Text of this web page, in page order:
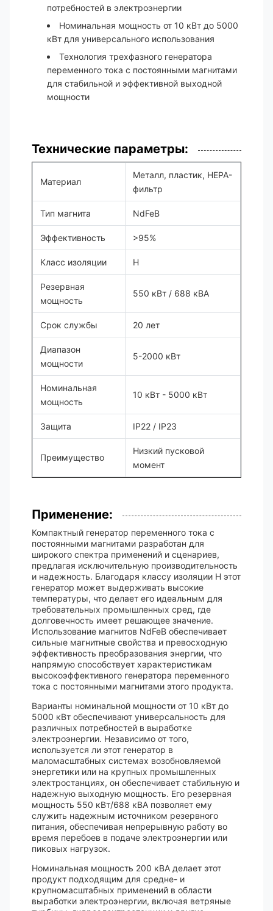
потребностей в электроэнергии
Номинальная мощность от 10 кВт до 5000
кВт для универсального использования
Технология трехфазного генератора
переменного тока с постоянными магнитами
для стабильной и эффективной выходной
мощности
Технические параметры:
Материал
Металл, пластик, HEPA-
фильтр
Тип магнита NdFeB
Эффективность >95%
Класс изоляции H
Резервная
мощность
550 кВт / 688 кВА
Срок службы 20 лет
Диапазон
мощности
5-2000 кВт
Номинальная
мощность
10 кВт - 5000 кВт
Защита IP22 / IP23
Преимущество
Низкий пусковой
момент
Применение:
Компактный генератор переменного тока с
постоянными магнитами разработан для
широкого спектра применений и сценариев,
предлагая исключительную производительность
и надежность. Благодаря классу изоляции H этот
генератор может выдерживать высокие
температуры, что делает его идеальным для
требовательных промышленных сред, где
долговечность имеет решающее значение.
Использование магнитов NdFeB обеспечивает
сильные магнитные свойства и превосходную
эффективность преобразования энергии, что
напрямую способствует характеристикам
высокоэффективного генератора переменного
тока с постоянными магнитами этого продукта.
Варианты номинальной мощности от 10 кВт до
5000 кВт обеспечивают универсальность для
различных потребностей в выработке
электроэнергии. Независимо от того,
используется ли этот генератор в
маломасштабных системах возобновляемой
энергетики или на крупных промышленных
электростанциях, он обеспечивает стабильную и
надежную выходную мощность. Его резервная
мощность 550 кВт/688 кВА позволяет ему
служить надежным источником резервного
питания, обеспечивая непрерывную работу во
время перебоев в подаче электроэнергии или
пиковых нагрузок.
Номинальная мощность 200 кВА делает этот
продукт подходящим для средне- и
крупномасштабных применений в области
выработки электроэнергии, включая ветряные